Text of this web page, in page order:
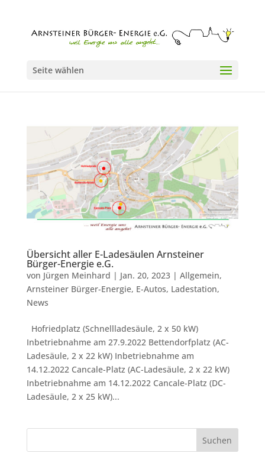
Seite wählen
Übersicht aller E-Ladesäulen Arnsteiner
Bürger-Energie e.G.
von Jürgen Meinhard | Jan. 20, 2023| Allgemein,
Arnsteiner Bürger-Energie, E-Autos, Ladestation,
News
Hofriedplatz (Schnellladesäule, 2 x 50 kW)
Inbetriebnahme am 27.9.2022 Bettendorfplatz (AC-
Ladesäule, 2 x 22 kW) Inbetriebnahme am
14.12.2022 Cancale-Platz (AC-Ladesäule, 2 x 22 kW)
Inbetriebnahme am 14.12.2022 Cancale-Platz (DC-
Ladesäule, 2 x 25 kW)...
Suchen